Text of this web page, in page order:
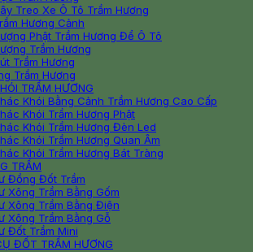
Treo Xe Ô Tô Trầm Hương
Hương Cảnh
Phật Trầm Hương Để Ô Tô
Trầm Hương
Trầm Hương
Trầm Hương
TRẦM HƯƠNG
Khói Bằng Cảnh Trầm Hương Cao Cấp
Khói Trầm Hương Phật
Khói Trầm Hương Đèn Led
Khói Trầm Hương Quan Âm
Khói Trầm Hương Bát Tràng
TRẦM
Đồng Đốt Trầm
Xông Trầm Bằng Gốm
Xông Trầm Bằng Điện
Xông Trầm Bằng Gỗ
Đốt Trầm Mini
ĐỐT TRẦM HƯƠNG